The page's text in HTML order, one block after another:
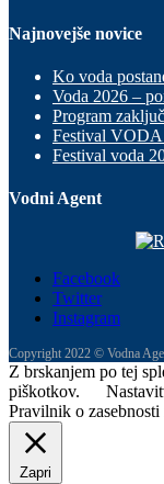
Najnovejše novice
Ko voda
Voda 2026 –
Program
Festival VODA
Festival voda
Vodni Agent
Facebook
Twitter
Instagram
Copyright 2022 © Vodna
Z brskanjem po tej
piškotkov.
Pravilnik o
Zapri